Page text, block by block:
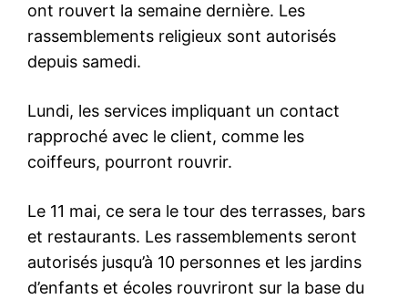
le1.ma
l'intelligence de
l'information
ont rouvert la semaine dernière. Les
rassemblements religieux sont autorisés
depuis samedi.
Lundi, les services impliquant un contact
rapproché avec le client, comme les
coiffeurs, pourront rouvrir.
Le 11 mai, ce sera le tour des terrasses, bars
et restaurants. Les rassemblements seront
autorisés jusqu’à 10 personnes et les jardins
d’enfants et écoles rouvriront sur la base du